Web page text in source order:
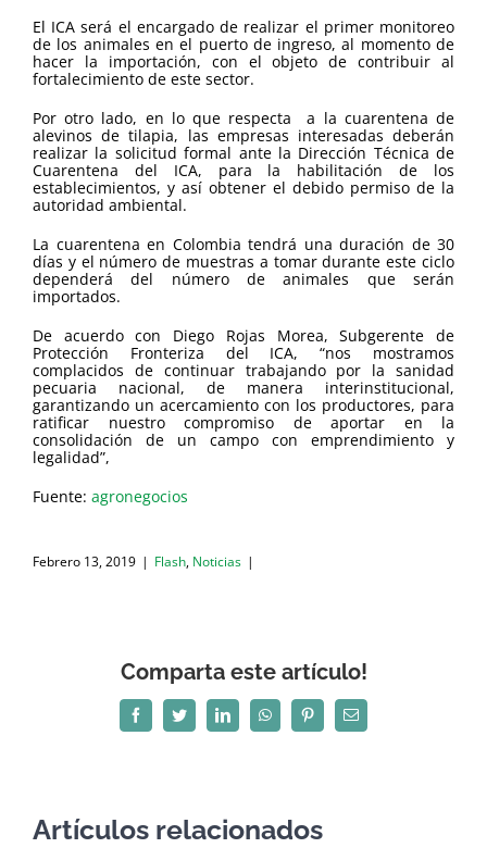
El ICA será el encargado de realizar el primer monitoreo
de los animales en el puerto de ingreso, al momento de
hacer la importación, con el objeto de contribuir al
fortalecimiento de este sector.
Por otro lado, en lo que respecta a la cuarentena de
alevinos de tilapia, las empresas interesadas deberán
realizar la solicitud formal ante la Dirección Técnica de
Cuarentena del ICA, para la habilitación de los
establecimientos, y así obtener el debido permiso de la
autoridad ambiental.
La cuarentena en Colombia tendrá una duración de 30
días y el número de muestras a tomar durante este ciclo
dependerá del número de animales que serán
importados.
De acuerdo con Diego Rojas Morea, Subgerente de
Protección Fronteriza del ICA, “nos mostramos
complacidos de continuar trabajando por la sanidad
pecuaria nacional, de manera interinstitucional,
garantizando un acercamiento con los productores, para
ratificar nuestro compromiso de aportar en la
consolidación de un campo con emprendimiento y
legalidad”,
Fuente: agronegocios
Febrero 13, 2019 | Flash, Noticias |
Comparta este artículo!
FacebookTwitterLinkedInWhatsAppPinterestCorreo
electrónico
Artículos relacionados